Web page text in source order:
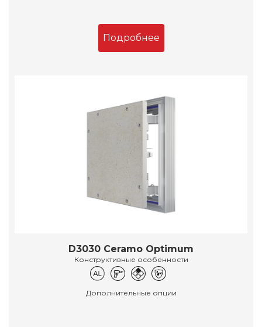
Подробнее
D3030 Ceramo Optimum
Конструктивные особенности
Дополнительные опции